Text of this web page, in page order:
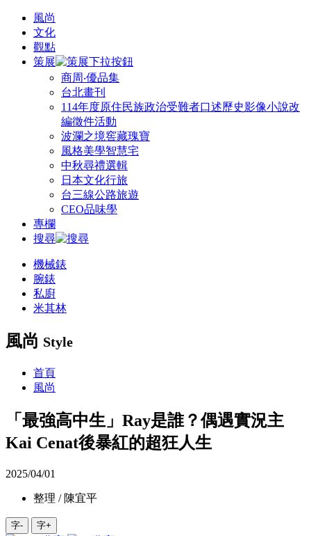
風尚
文化
觀點
策展
商周‧優品集
台北畫刊
114年度原住民族政治受難者口述歷史影像小說改
編徵件活動
波瀾之境窖藏瑰寶
風格美學智慧宅
中秋尋禮選輯
日本文化行旅
台三線公路旅遊
CEO品味學
專欄
搜尋
機械錶
腕錶
私廚
米其林
風尚 Style
首頁
風尚
「最強高中生」Ray是誰？偶遇實況主
Kai Cenat後暴紅的超狂人生
2025/04/01
整理 / 陳宜平
字- 字+